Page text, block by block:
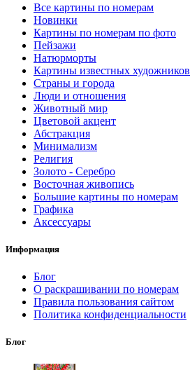
Все картины по номерам
Новинки
Картины по номерам по фото
Пейзажи
Натюрморты
Картины известных художников
Страны и города
Люди и отношения
Животный мир
Цветовой акцент
Абстракция
Минимализм
Религия
Золото - Серебро
Восточная живопись
Большие картины по номерам
Графика
Аксессуары
Информация
Блог
О раскрашивании по номерам
Правила пользования сайтом
Политика конфиденциальности
Блог